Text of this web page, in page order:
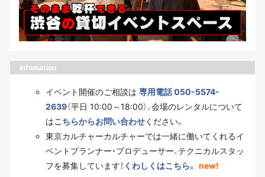
Infomation
イベント開催のご相談は 専用電話 050-5574-
2639（平日 10:00～18:00）、会場のレンタルについて
はこちらからお問い合わせください。
東京カルチャーカルチャーでは一緒に働いてくれるイ
ベントプランナー・プロデューサー、テクニカルスタッ
フを募集しています！ くわしくはこちら。 new!